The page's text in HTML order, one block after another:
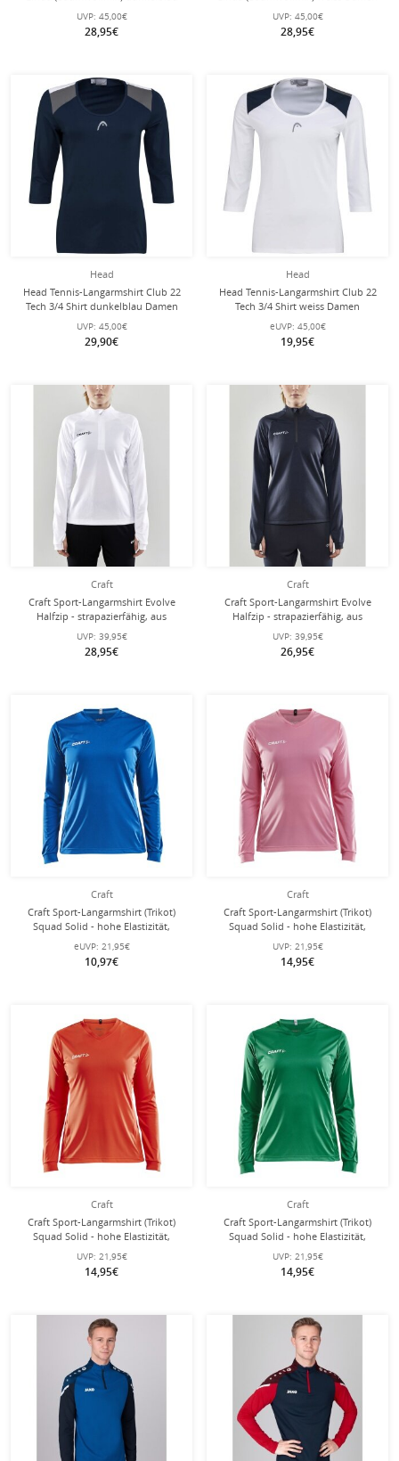
Damen
UVP: 45,00€
28,95€
UVP: 45,00€
28,95€
Head
Head Tennis-Langarmshirt Club 22
Tech 3/4 Shirt dunkelblau Damen
UVP: 45,00€
29,90€
Head
Head Tennis-Langarmshirt Club 22
Tech 3/4 Shirt weiss Damen
eUVP: 45,00€
19,95€
Craft
Craft Sport-Langarmshirt Evolve
Halfzip - strapazierfähig, aus
Stretchmaterial - weiss Damen
UVP: 39,95€
28,95€
Craft
Craft Sport-Langarmshirt Evolve
Halfzip - strapazierfähig, aus
Stretchmaterial - dunkelgrau Damen
UVP: 39,95€
26,95€
Craft
Craft Sport-Langarmshirt (Trikot)
Squad Solid - hohe Elastizität,
ergonomisches Design - royalblau
Damen
eUVP: 21,95€
10,97€
Craft
Craft Sport-Langarmshirt (Trikot)
Squad Solid - hohe Elastizität,
ergonomisches Design - pink
Damen
UVP: 21,95€
14,95€
Craft
Craft Sport-Langarmshirt (Trikot)
Squad Solid - hohe Elastizität,
ergonomisches Design - orange
Damen
UVP: 21,95€
14,95€
Craft
Craft Sport-Langarmshirt (Trikot)
Squad Solid - hohe Elastizität,
ergonomisches Design - grün
Damen
UVP: 21,95€
14,95€